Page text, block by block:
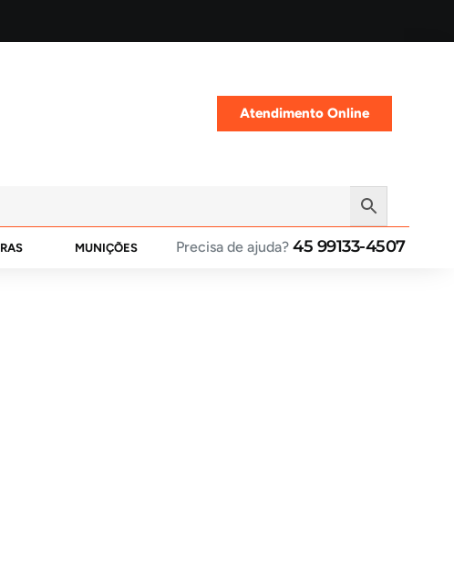
Atendimento Online
MUNIÇÕES Precisa de ajuda? 45 99133-4507